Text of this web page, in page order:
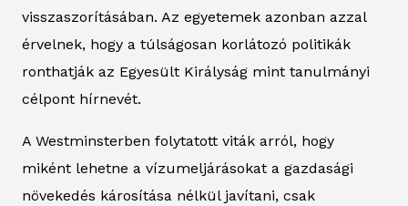
visszaszorításában. Az egyetemek azonban azzal
érvelnek, hogy a túlságosan korlátozó politikák
ronthatják az Egyesült Királyság mint tanulmányi
célpont hírnevét.
A Westminsterben folytatott viták arról, hogy
miként lehetne a vízumeljárásokat a gazdasági
növekedés károsítása nélkül javítani, csak